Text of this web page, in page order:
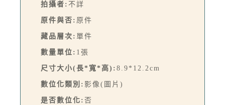
拍攝者: 不詳
原件與否: 原件
藏品層次: 單件
數量單位: 1張
尺寸大小(長*寬*高): 8.9*12.2cm
數位化類別: 影像(圖片)
是否數位化: 否